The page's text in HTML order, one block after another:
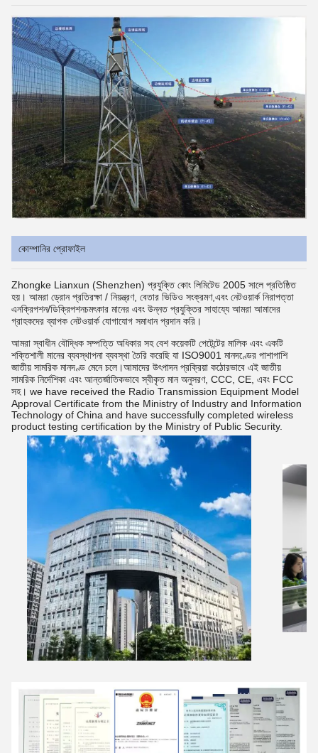
কোম্পানির প্রোফাইল
Zhongke Lianxun (Shenzhen) প্রযুক্তি কোং লিমিটেড 2005 সালে প্রতিষ্ঠিত
হয়। আমরা ড্রোন প্রতিরক্ষা / নিয়ন্ত্রণ, বেতার ভিডিও সংক্রমণ,এবং নেটওয়ার্ক নিরাপত্তা
এনক্রিপশন/ডিক্রিপশনচমৎকার মানের এবং উন্নত প্রযুক্তির সাহায্যে আমরা আমাদের
গ্রাহকদের ব্যাপক নেটওয়ার্ক যোগাযোগ সমাধান প্রদান করি।
আমরা স্বাধীন বৌদ্ধিক সম্পত্তি অধিকার সহ বেশ কয়েকটি পেটেন্টের মালিক এবং একটি
শক্তিশালী মানের ব্যবস্থাপনা ব্যবস্থা তৈরি করেছি যা ISO9001 মানদণ্ডের পাশাপাশি
জাতীয় সামরিক মানদণ্ড মেনে চলে।আমাদের উৎপাদন প্রক্রিয়া কঠোরভাবে এই জাতীয়
সামরিক নির্দেশিকা এবং আন্তর্জাতিকভাবে স্বীকৃত মান অনুসরণ, CCC, CE, এবং FCC
সহ। we have received the Radio Transmission Equipment Model
Approval Certificate from the Ministry of Industry and Information
Technology of China and have successfully completed wireless
product testing certification by the Ministry of Public Security.